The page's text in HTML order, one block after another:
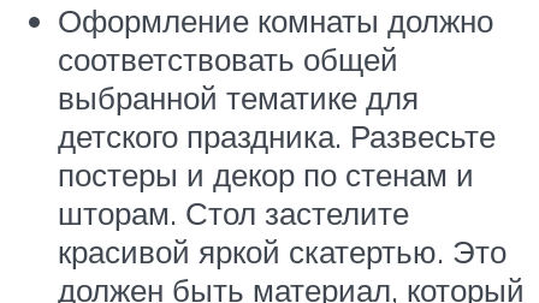
Оформление комнаты должно
соответствовать общей
выбранной тематике для
детского праздника. Развесьте
постеры и декор по стенам и
шторам. Стол застелите
красивой яркой скатертью. Это
должен быть материал, который